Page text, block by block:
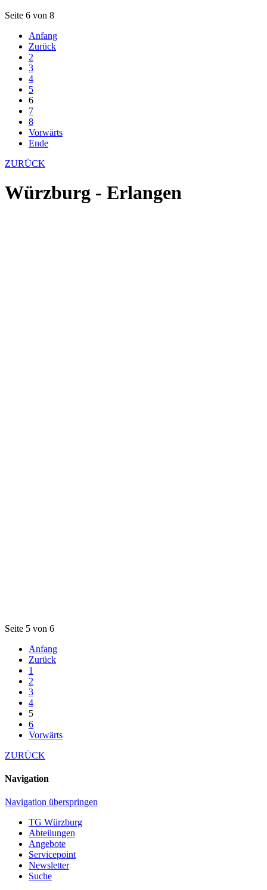
Seite 6 von 8
Anfang
Zurück
2
3
4
5
6
7
8
Vorwärts
Ende
ZURÜCK
Würzburg - Erlangen
Seite 5 von 6
Anfang
Zurück
1
2
3
4
5
6
Vorwärts
ZURÜCK
Navigation
Navigation überspringen
TG Würzburg
Abteilungen
Angebote
Servicepoint
Newsletter
Suche